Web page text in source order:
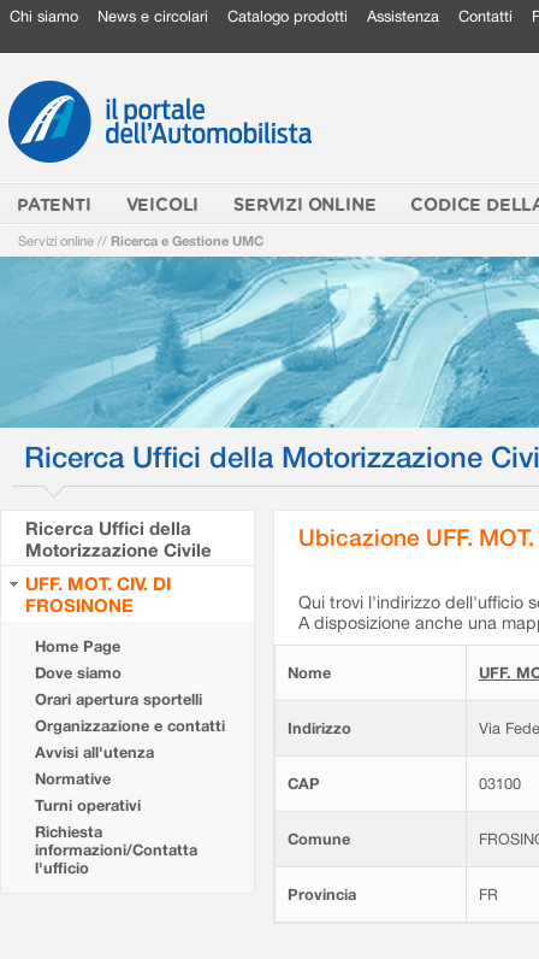
Chi siamo News e circolari Catalogo prodotti Assistenza Contatti
PATENTI VEICOLI SERVIZI ONLINE CODICE
Servizi online // Ricerca e Gestione UMC
Ricerca Uffici della Motorizzazione
Ricerca Uffici della
Motorizzazione Civile
UFF. MOT. CIV. DI
FROSINONE
Home Page
Dove siamo
Orari apertura sportelli
Organizzazione e contatti
Avvisi all'utenza
Normative
Turni operativi
Richiesta
informazioni/Contatta
l'ufficio
Ubicazione UFF.
Qui trovi l'indirizzo dell'ufficio
A disposizione anche una
Nome UFF.
Indirizzo Via
CAP 03100
Comune
Provincia FR